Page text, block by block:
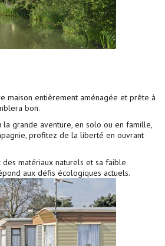
maison entièrement aménagée et prête à
bon.
la grande aventure, en solo ou en famille,
profitez de la liberté en ouvrant
des matériaux naturels et sa faible
aux défis écologiques actuels.